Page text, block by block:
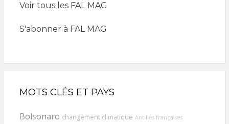
Voir tous les FAL MAG
S'abonner à FAL MAG
MOTS CLÉS ET PAYS
Bolsonaro changement climatique Antilles françaises